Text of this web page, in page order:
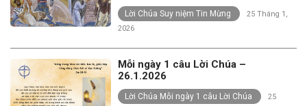
Lời Chúa Suy niệm Tin Mừng
25 Tháng 1,
2026
Mỗi ngày 1 câu Lời Chúa –
26.1.2026
Lời Chúa Mỗi ngày 1 câu Lời Chúa
25